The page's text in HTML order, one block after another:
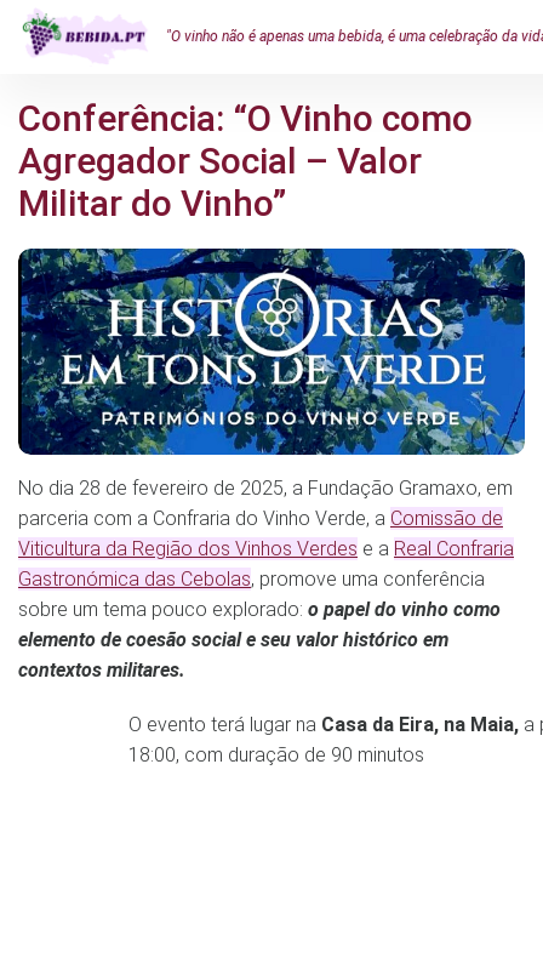
"O vinho não é apenas uma bebida, é uma celebração da
Conferência: “O Vinho como
Agregador Social – Valor
Militar do Vinho”
No dia 28 de fevereiro de 2025, a Fundação Gramaxo, em
parceria com a Confraria do Vinho Verde, a Comissão de
Viticultura da Região dos Vinhos Verdes e a Real Confraria
Gastronómica das Cebolas, promove uma conferência
sobre um tema pouco explorado: o papel do vinho como
elemento de coesão social e seu valor histórico em
contextos militares.
O evento terá lugar na Casa da Eira, na Maia, a
18:00, com duração de 90 minutos